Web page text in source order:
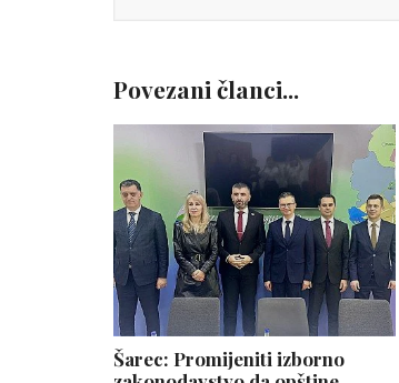
Povezani članci...
Šarec: Promijeniti izborno